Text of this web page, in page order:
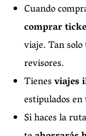
Cuando
comprar
viaje. Tan
revisores.
Tienesviajes
estipulados en
Si haces la